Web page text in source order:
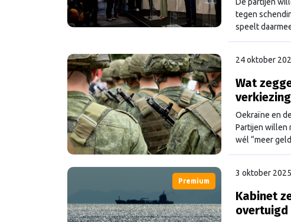
tegen
speelt
24 oktober
Wat
Oekraïne en
Partijen willen
wél “meer
Premium
3 oktober 2025
Kabinet
overtuigd